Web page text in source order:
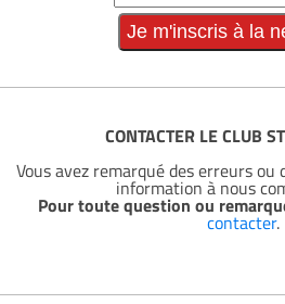
CONTACTER LE CLUB
Vous avez remarqué des erreurs ou
information à nous
Pour toute question ou
contacter.